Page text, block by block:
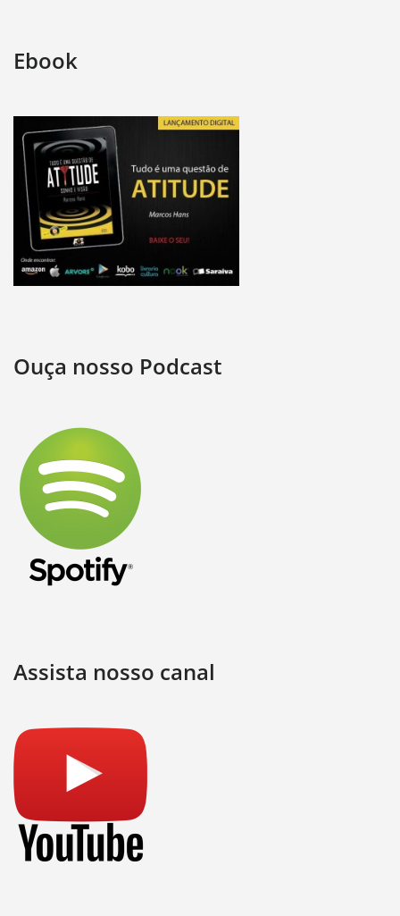
Ebook
Ouça nosso Podcast
Assista nosso canal